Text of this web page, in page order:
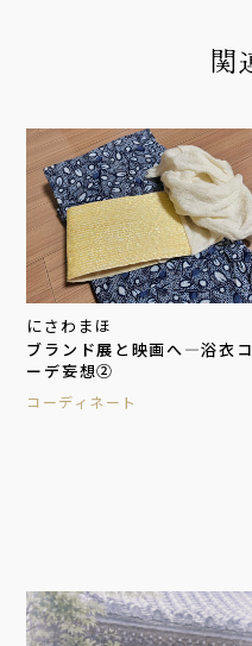
関
にさわまほ
ブランド展と映画へ―浴衣コ
ーデ妄想②
コーディネート